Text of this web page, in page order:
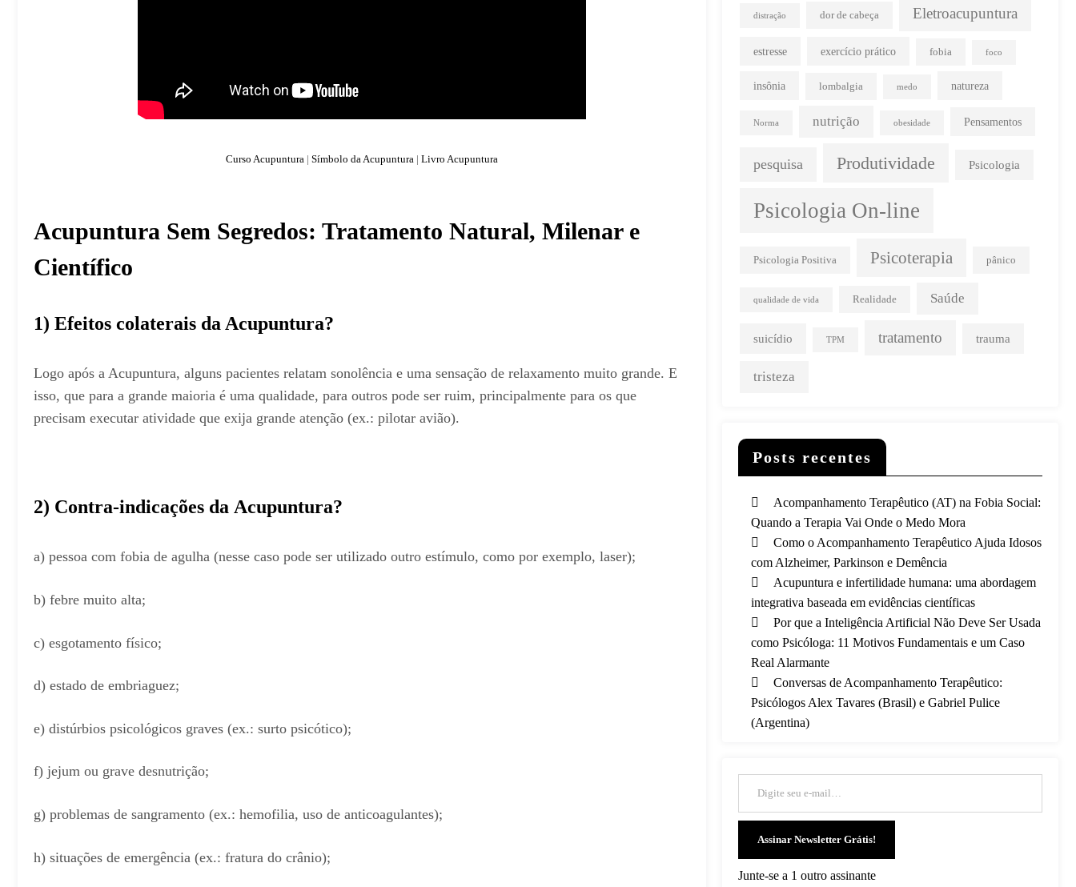
Curso Acupuntura | Símbolo da Acupuntura | Livro Acupuntura
Acupuntura Sem Segredos: Tratamento Natural, Milenar e
Científico
1) Efeitos colaterais da Acupuntura?
Logo após a Acupuntura, alguns pacientes relatam sonolência e uma sensação de relaxamento muito grande. E
isso, que para a grande maioria é uma qualidade, para outros pode ser ruim, principalmente para os que
precisam executar atividade que exija grande atenção (ex.: pilotar avião).
2) Contra-indicações da Acupuntura?
a) pessoa com fobia de agulha (nesse caso pode ser utilizado outro estímulo, como por exemplo, laser);
b) febre muito alta;
c) esgotamento físico;
d) estado de embriaguez;
e) distúrbios psicológicos graves (ex.: surto psicótico);
f) jejum ou grave desnutrição;
g) problemas de sangramento (ex.: hemofilia, uso de anticoagulantes);
h) situações de emergência (ex.: fratura do crânio);
distração dor de cabeça Eletroacupuntura
estresse exercício prático fobia foco
insônia lombalgia medo natureza
Norma nutrição obesidade Pensamentos
pesquisa Produtividade Psicologia
Psicologia On-line
Psicologia Positiva Psicoterapia pânico
qualidade de vida Realidade Saúde
suicídio TPM tratamento trauma
tristeza
Posts recentes
Acompanhamento Terapêutico (AT) na Fobia Social:
Quando a Terapia Vai Onde o Medo Mora
Como o Acompanhamento Terapêutico Ajuda Idosos
com Alzheimer, Parkinson e Demência
Acupuntura e infertilidade humana: uma abordagem
integrativa baseada em evidências científicas
Por que a Inteligência Artificial Não Deve Ser Usada
como Psicóloga: 11 Motivos Fundamentais e um Caso
Real Alarmante
Conversas de Acompanhamento Terapêutico:
Psicólogos Alex Tavares (Brasil) e Gabriel Pulice
(Argentina)
Digite seu e-mail…
Assinar Newsletter Grátis!
Junte-se a 1 outro assinante